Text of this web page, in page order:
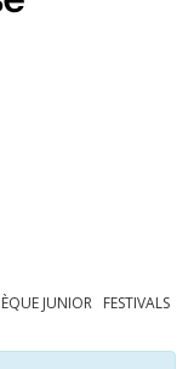
JUNIOR FESTIVALS